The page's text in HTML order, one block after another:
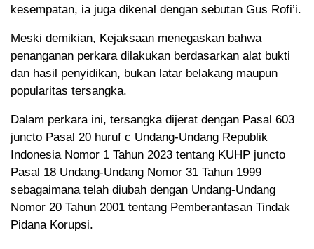
kesempatan, ia juga dikenal dengan sebutan Gus Rofi’i.
Meski demikian, Kejaksaan menegaskan bahwa
penanganan perkara dilakukan berdasarkan alat bukti
dan hasil penyidikan, bukan latar belakang maupun
popularitas tersangka.
Dalam perkara ini, tersangka dijerat dengan Pasal 603
juncto Pasal 20 huruf c Undang-Undang Republik
Indonesia Nomor 1 Tahun 2023 tentang KUHP juncto
Pasal 18 Undang-Undang Nomor 31 Tahun 1999
sebagaimana telah diubah dengan Undang-Undang
Nomor 20 Tahun 2001 tentang Pemberantasan Tindak
Pidana Korupsi.